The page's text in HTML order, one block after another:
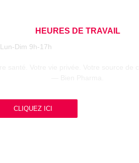
HEURES DE TRAVAIL
Lun-Dim 9h-17h
CLIQUEZ ICI